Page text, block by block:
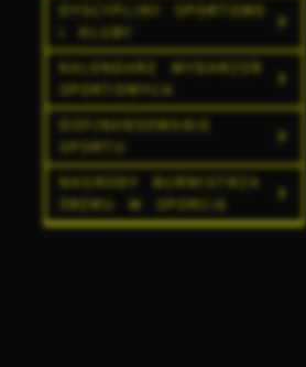
DYSCYPLINY SPORTOWE
I KLUBY
KALENDARZ WYDARZEŃ
SPORTOWYCH
DOFINANSOWANIE
SPORTU
NAGRODY BURMISTRZA
ŚREMU W SPORCIE